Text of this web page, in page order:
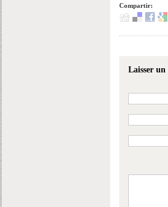
Compartir:
Laisser